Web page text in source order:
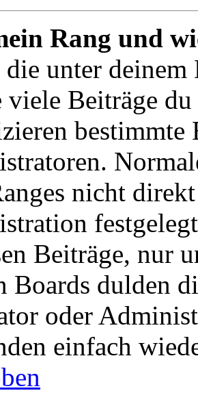
Rang und
die unter deinem
viele Beiträge
bestimmte
nicht
Beiträge, nur
Boards dulden
oder
einfach